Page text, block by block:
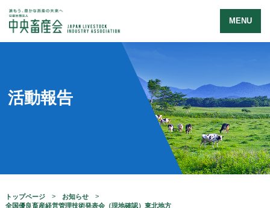
MENU
活動報告
トップページ
お知らせ
全国優良畜産経営管理技術発表会（現地確認）東北地方